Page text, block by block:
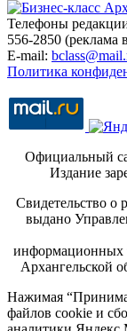
Телефоны
556-2850 (реклама
E-mail:
Политика
Официальный
Издание
Свидетельство о
выдано
информационных
Архангельской
Нажимая
файлов cookie и